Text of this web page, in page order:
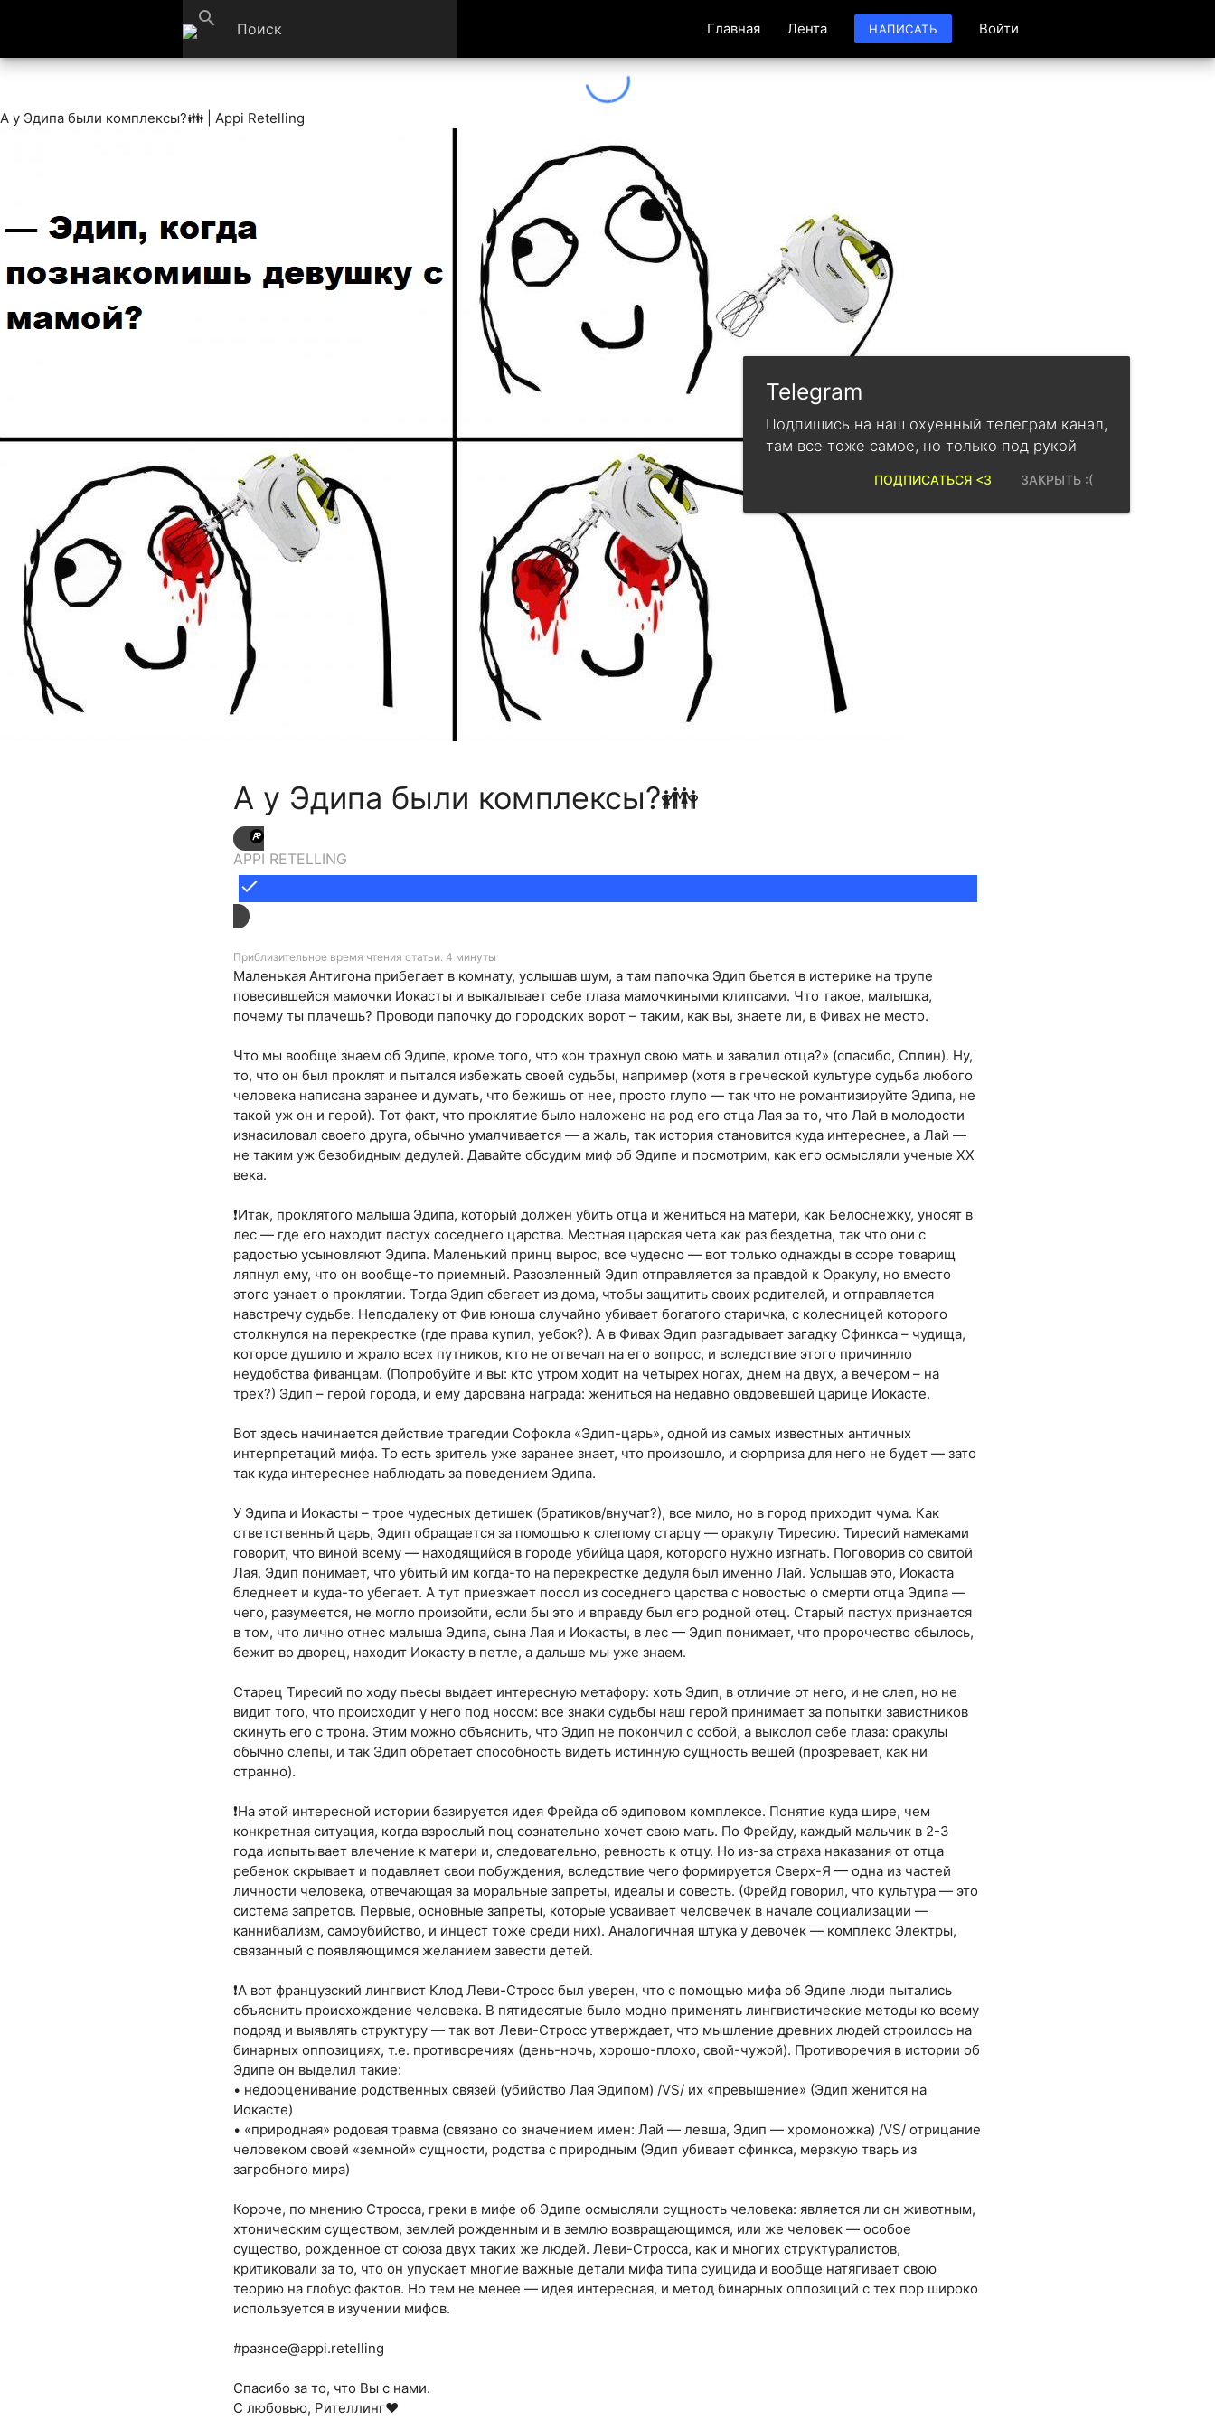
search Главная Лента НАПИСАТЬ Войти
А у Эдипа были комплексы?👪 | Appi Retelling
А у Эдипа были комплексы?👪
APPI RETELLING
done
Приблизительное время чтения статьи: 4 минуты
Маленькая Антигона прибегает в комнату, услышав шум, а там папочка Эдип бьется в истерике на трупе
повесившейся мамочки Иокасты и выкалывает себе глаза мамочкиными клипсами. Что такое, малышка,
почему ты плачешь? Проводи папочку до городских ворот – таким, как вы, знаете ли, в Фивах не место.
Что мы вообще знаем об Эдипе, кроме того, что «он трахнул свою мать и завалил отца?» (спасибо, Сплин). Ну,
то, что он был проклят и пытался избежать своей судьбы, например (хотя в греческой культуре судьба любого
человека написана заранее и думать, что бежишь от нее, просто глупо — так что не романтизируйте Эдипа, не
такой уж он и герой). Тот факт, что проклятие было наложено на род его отца Лая за то, что Лай в молодости
изнасиловал своего друга, обычно умалчивается — а жаль, так история становится куда интереснее, а Лай —
не таким уж безобидным дедулей. Давайте обсудим миф об Эдипе и посмотрим, как его осмысляли ученые ХХ
века.
❗Итак, проклятого малыша Эдипа, который должен убить отца и жениться на матери, как Белоснежку, уносят в
лес — где его находит пастух соседнего царства. Местная царская чета как раз бездетна, так что они с
радостью усыновляют Эдипа. Маленький принц вырос, все чудесно — вот только однажды в ссоре товарищ
ляпнул ему, что он вообще-то приемный. Разозленный Эдип отправляется за правдой к Оракулу, но вместо
этого узнает о проклятии. Тогда Эдип сбегает из дома, чтобы защитить своих родителей, и отправляется
навстречу судьбе. Неподалеку от Фив юноша случайно убивает богатого старичка, с колесницей которого
столкнулся на перекрестке (где права купил, уебок?). А в Фивах Эдип разгадывает загадку Сфинкса – чудища,
которое душило и жрало всех путников, кто не отвечал на его вопрос, и вследствие этого причиняло
неудобства фиванцам. (Попробуйте и вы: кто утром ходит на четырех ногах, днем на двух, а вечером – на
трех?) Эдип – герой города, и ему дарована награда: жениться на недавно овдовевшей царице Иокасте.
Вот здесь начинается действие трагедии Софокла «Эдип-царь», одной из самых известных античных
интерпретаций мифа. То есть зритель уже заранее знает, что произошло, и сюрприза для него не будет — зато
так куда интереснее наблюдать за поведением Эдипа.
У Эдипа и Иокасты – трое чудесных детишек (братиков/внучат?), все мило, но в город приходит чума. Как
ответственный царь, Эдип обращается за помощью к слепому старцу — оракулу Тиресию. Тиресий намеками
говорит, что виной всему — находящийся в городе убийца царя, которого нужно изгнать. Поговорив со свитой
Лая, Эдип понимает, что убитый им когда-то на перекрестке дедуля был именно Лай. Услышав это, Иокаста
бледнеет и куда-то убегает. А тут приезжает посол из соседнего царства с новостью о смерти отца Эдипа —
чего, разумеется, не могло произойти, если бы это и вправду был его родной отец. Старый пастух признается
в том, что лично отнес малыша Эдипа, сына Лая и Иокасты, в лес — Эдип понимает, что пророчество сбылось,
бежит во дворец, находит Иокасту в петле, а дальше мы уже знаем.
Старец Тиресий по ходу пьесы выдает интересную метафору: хоть Эдип, в отличие от него, и не слеп, но не
видит того, что происходит у него под носом: все знаки судьбы наш герой принимает за попытки завистников
скинуть его с трона. Этим можно объяснить, что Эдип не покончил с собой, а выколол себе глаза: оракулы
обычно слепы, и так Эдип обретает способность видеть истинную сущность вещей (прозревает, как ни
странно).
❗На этой интересной истории базируется идея Фрейда об эдиповом комплексе. Понятие куда шире, чем
конкретная ситуация, когда взрослый поц сознательно хочет свою мать. По Фрейду, каждый мальчик в 2-3
года испытывает влечение к матери и, следовательно, ревность к отцу. Но из-за страха наказания от отца
ребенок скрывает и подавляет свои побуждения, вследствие чего формируется Сверх-Я — одна из частей
личности человека, отвечающая за моральные запреты, идеалы и совесть. (Фрейд говорил, что культура — это
система запретов. Первые, основные запреты, которые усваивает человечек в начале социализации —
каннибализм, самоубийство, и инцест тоже среди них). Аналогичная штука у девочек — комплекс Электры,
связанный с появляющимся желанием завести детей.
❗А вот французский лингвист Клод Леви-Стросс был уверен, что с помощью мифа об Эдипе люди пытались
объяснить происхождение человека. В пятидесятые было модно применять лингвистические методы ко всему
подряд и выявлять структуру — так вот Леви-Стросс утверждает, что мышление древних людей строилось на
бинарных оппозициях, т.е. противоречиях (день-ночь, хорошо-плохо, свой-чужой). Противоречия в истории об
Эдипе он выделил такие:
• недооценивание родственных связей (убийство Лая Эдипом) /VS/ их «превышение» (Эдип женится на
Иокасте)
• «природная» родовая травма (связано со значением имен: Лай — левша, Эдип — хромоножка) /VS/ отрицание
человеком своей «земной» сущности, родства с природным (Эдип убивает сфинкса, мерзкую тварь из
загробного мира)
Короче, по мнению Стросса, греки в мифе об Эдипе осмысляли сущность человека: является ли он животным,
хтоническим существом, землей рожденным и в землю возвращающимся, или же человек — особое
существо, рожденное от союза двух таких же людей. Леви-Стросса, как и многих структуралистов,
критиковали за то, что он упускает многие важные детали мифа типа суицида и вообще натягивает свою
теорию на глобус фактов. Но тем не менее — идея интересная, и метод бинарных оппозиций с тех пор широко
используется в изучении мифов.
#разное@appi.retelling
Спасибо за то, что Вы с нами.
С любовью, Рителлинг❤
Telegram
Подпишись на наш охуенный телеграм канал,
там все тоже самое, но только под рукой
ЗАКРЫТЬ :(
ПОДПИСАТЬСЯ <3